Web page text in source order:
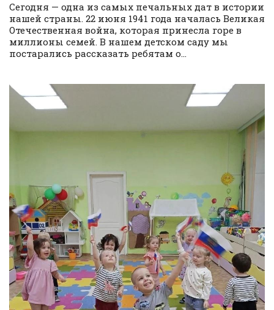
Сегодня — одна из самых печальных дат в истории
нашей страны. 22 июня 1941 года началась Великая
Отечественная война, которая принесла горе в
миллионы семей. В нашем детском саду мы
постарались рассказать ребятам о...